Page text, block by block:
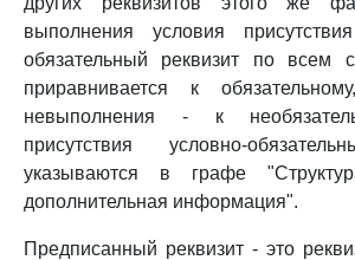
выполнения условия
обязательный реквизит по всем
приравнивается к
невыполнения - к
присутствия условно-
указываются в графе
дополнительная информация".
Предписанный реквизит - это